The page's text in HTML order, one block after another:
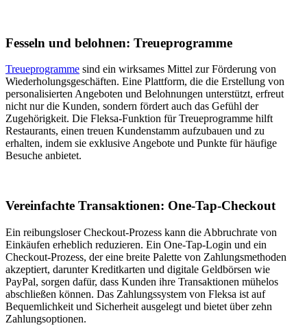
Fesseln und belohnen: Treueprogramme
Treueprogramme sind ein wirksames Mittel zur Förderung von
Wiederholungsgeschäften. Eine Plattform, die die Erstellung von
personalisierten Angeboten und Belohnungen unterstützt, erfreut
nicht nur die Kunden, sondern fördert auch das Gefühl der
Zugehörigkeit. Die Fleksa-Funktion für Treueprogramme hilft
Restaurants, einen treuen Kundenstamm aufzubauen und zu
erhalten, indem sie exklusive Angebote und Punkte für häufige
Besuche anbietet.
Vereinfachte Transaktionen: One-Tap-Checkout
Ein reibungsloser Checkout-Prozess kann die Abbruchrate von
Einkäufen erheblich reduzieren. Ein One-Tap-Login und ein
Checkout-Prozess, der eine breite Palette von Zahlungsmethoden
akzeptiert, darunter Kreditkarten und digitale Geldbörsen wie
PayPal, sorgen dafür, dass Kunden ihre Transaktionen mühelos
abschließen können. Das Zahlungssystem von Fleksa ist auf
Bequemlichkeit und Sicherheit ausgelegt und bietet über zehn
Zahlungsoptionen.